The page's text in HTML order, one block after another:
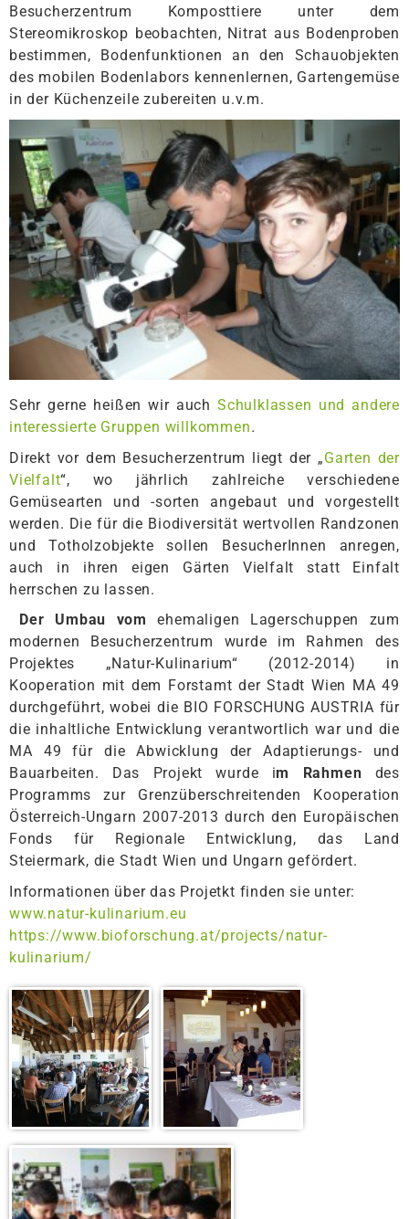
Besucherzentrum Komposttiere unter dem
Stereomikroskop beobachten, Nitrat aus Bodenproben
bestimmen, Bodenfunktionen an den Schauobjekten
des mobilen Bodenlabors kennenlernen, Gartengemüse
in der Küchenzeile zubereiten u.v.m.
Sehr gerne heißen wir auchSchulklassen und andere
interessierte Gruppen willkommen.
Direkt vor dem Besucherzentrum liegt der „Garten der
Vielfalt“, wo jährlich zahlreiche verschiedene
Gemüsearten und -sorten angebaut und vorgestellt
werden. Die für die Biodiversität wertvollen Randzonen
und Totholzobjekte sollen BesucherInnen anregen,
auch in ihren eigen Gärten Vielfalt statt Einfalt
herrschen zu lassen.
Der Umbau vomehemaligen Lagerschuppen zum
modernen Besucherzentrum wurde im Rahmen des
Projektes „Natur-Kulinarium“ (2012-2014) in
Kooperation mit dem Forstamt der Stadt Wien MA 49
durchgeführt, wobei die BIO FORSCHUNG AUSTRIA für
die inhaltliche Entwicklung verantwortlich war und die
MA 49 für die Abwicklung der Adaptierungs- und
Bauarbeiten. Das Projekt wurde im Rahmen des
Programms zur Grenzüberschreitenden Kooperation
Österreich-Ungarn 2007-2013 durch den Europäischen
Fonds für Regionale Entwicklung, das Land
Steiermark, die Stadt Wien und Ungarn gefördert.
Informationen über das Projetkt finden sie unter:
www.natur-kulinarium.eu
https://www.bioforschung.at/projects/natur-
kulinarium/